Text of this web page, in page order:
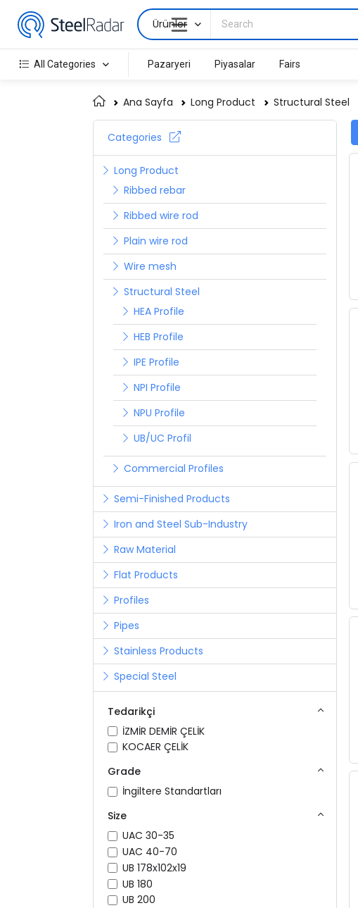
Ürünler
All Categories Pazaryeri Piyasalar Fairs
Ana Sayfa Long Product Structural Steel
Categories
Long Product
Ribbed rebar
Ribbed wire rod
Plain wire rod
Wire mesh
Structural Steel
HEA Profile
HEB Profile
IPE Profile
NPI Profile
NPU Profile
UB/UC Profil
Commercial Profiles
Semi-Finished Products
Iron and Steel Sub-Industry
Raw Material
Flat Products
Profiles
Pipes
Stainless Products
Special Steel
Tedarikçi
İZMİR DEMİR ÇELİK
KOCAER ÇELİK
Grade
İngiltere Standartları
Size
UAC 30-35
UAC 40-70
UB 178x102x19
UB 180
UB 200